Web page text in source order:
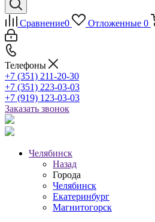
Сравнение0 Отложенные 0
Телефоны
+7 (351) 211-20-30
+7 (351) 223-03-03
+7 (919) 123-03-03
Заказать звонок
Челябинск
Назад
Города
Челябинск
Екатеринбург
Магнитогорск